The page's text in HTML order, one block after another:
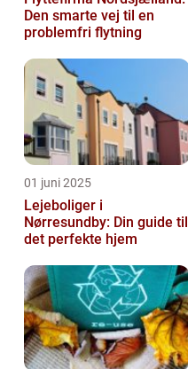
Den smarte vej til en
problemfri flytning
01 juni 2025
Lejeboliger i
Nørresundby: Din guide til
det perfekte hjem